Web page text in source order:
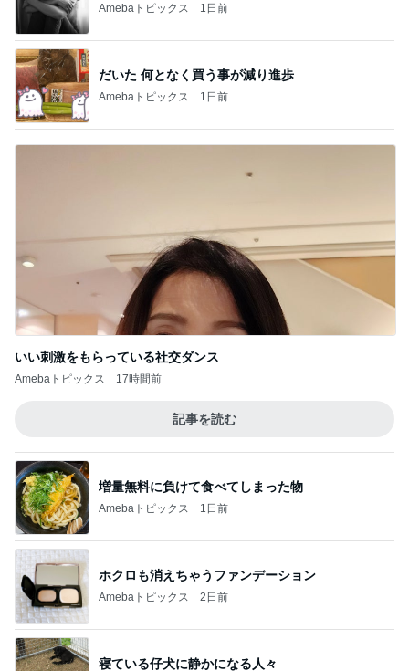
Amebaトピックス 1日前
いい刺激をもらっている社交ダンス
17時間前
記事を読む
Amebaトピックス 1日前
ホクロも消えちゃうファンデーション
Amebaトピックス 2日前
寝ている仔犬に静かになる人々
Amebaトピックス 1日前